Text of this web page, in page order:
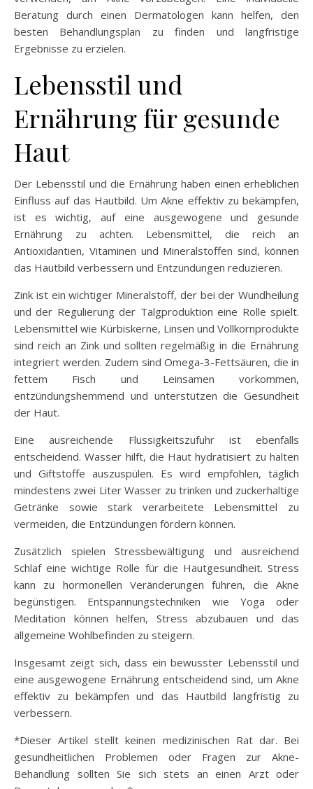
Beratung durch einen Dermatologen kann helfen, den
besten Behandlungsplan zu finden und langfristige
Ergebnisse zu erzielen.
Lebensstil und
Ernährung für gesunde
Haut
Der Lebensstil und die Ernährung haben einen erheblichen
Einfluss auf das Hautbild. Um Akne effektiv zu bekämpfen,
ist es wichtig, auf eine ausgewogene und gesunde
Ernährung zu achten. Lebensmittel, die reich an
Antioxidantien, Vitaminen und Mineralstoffen sind, können
das Hautbild verbessern und Entzündungen reduzieren.
Zink ist ein wichtiger Mineralstoff, der bei der Wundheilung
und der Regulierung der Talgproduktion eine Rolle spielt.
Lebensmittel wie Kürbiskerne, Linsen und Vollkornprodukte
sind reich an Zink und sollten regelmäßig in die Ernährung
integriert werden. Zudem sind Omega-3-Fettsäuren, die in
fettem Fisch und Leinsamen vorkommen,
entzündungshemmend und unterstützen die Gesundheit
der Haut.
Eine ausreichende Flüssigkeitszufuhr ist ebenfalls
entscheidend. Wasser hilft, die Haut hydratisiert zu halten
und Giftstoffe auszuspülen. Es wird empfohlen, täglich
mindestens zwei Liter Wasser zu trinken und zuckerhaltige
Getränke sowie stark verarbeitete Lebensmittel zu
vermeiden, die Entzündungen fördern können.
Zusätzlich spielen Stressbewältigung und ausreichend
Schlaf eine wichtige Rolle für die Hautgesundheit. Stress
kann zu hormonellen Veränderungen führen, die Akne
begünstigen. Entspannungstechniken wie Yoga oder
Meditation können helfen, Stress abzubauen und das
allgemeine Wohlbefinden zu steigern.
Insgesamt zeigt sich, dass ein bewusster Lebensstil und
eine ausgewogene Ernährung entscheidend sind, um Akne
effektiv zu bekämpfen und das Hautbild langfristig zu
verbessern.
*Dieser Artikel stellt keinen medizinischen Rat dar. Bei
gesundheitlichen Problemen oder Fragen zur Akne-
Behandlung sollten Sie sich stets an einen Arzt oder